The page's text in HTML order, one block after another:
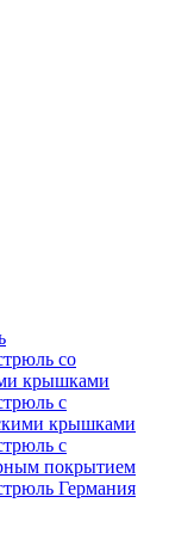
со
крышками
с
крышками
с
покрытием
Германия